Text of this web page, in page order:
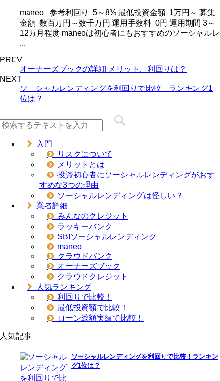
maneo 参考利回り 5～8% 最低投資金額 1万円～ 募集
金額 数百万円～数千万円 運用手数料 0円 運用期間 3～
12カ月程度 maneoは初心者にもおすすめのソーシャルレ
...
PREV
オーナーズブックの詳細 メリット、利回りは？
NEXT
ソーシャルレンディングを利回りで比較！ランキング1
位は？
入門
リスクについて
メリットとは
投資初心者にソーシャルレンディングがおす
すめな3つの理由
ソーシャルレンディングは怪しい？
業者詳細
みんなのクレジット
ラッキーバンク
SBIソーシャルレンディング
maneo
クラウドバンク
オーナーズブック
クラウドクレジット
人気ランキング
利回りで比較！
最低投資額で比較！
ローン総額実績で比較！
人気記事
ソーシャルレンディングを利回りで比較！ランキン
グ1位は？